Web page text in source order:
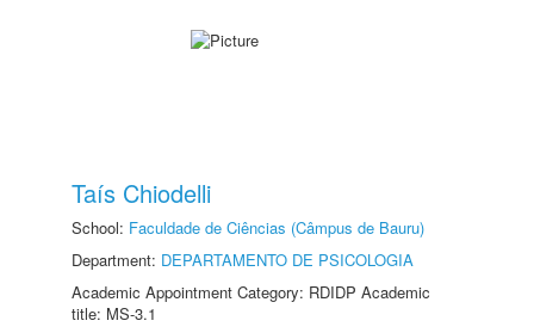
Taís Chiodelli
School: Faculdade de Ciências (Câmpus de Bauru)
Department: DEPARTAMENTO DE PSICOLOGIA
Academic Appointment Category: RDIDP Academic
title: MS-3.1